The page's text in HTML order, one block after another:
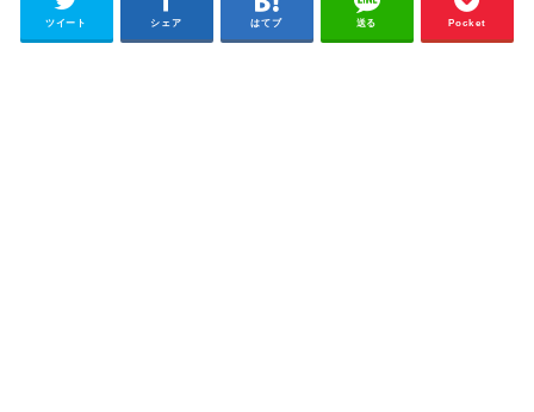
ツイート シェア はてブ 送る Pocket